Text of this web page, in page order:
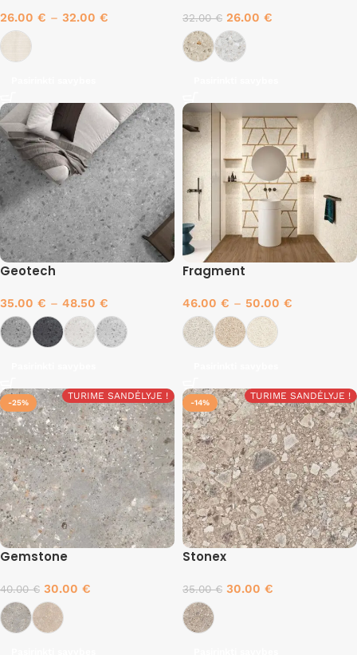
26.00 € – 32.00 € 32.00€ 26.00 €
Geotech
35.00 € – 48.50 €
Fragment
46.00 € – 50.00 €
-25%
TURIME SANDĖLYJE !
Gemstone
40.00€ 30.00 €
-14%
TURIME SANDĖLYJE !
Stonex
35.00€ 30.00 €